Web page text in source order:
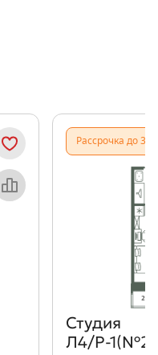
Рассрочка до
Студия
Л4/Р-